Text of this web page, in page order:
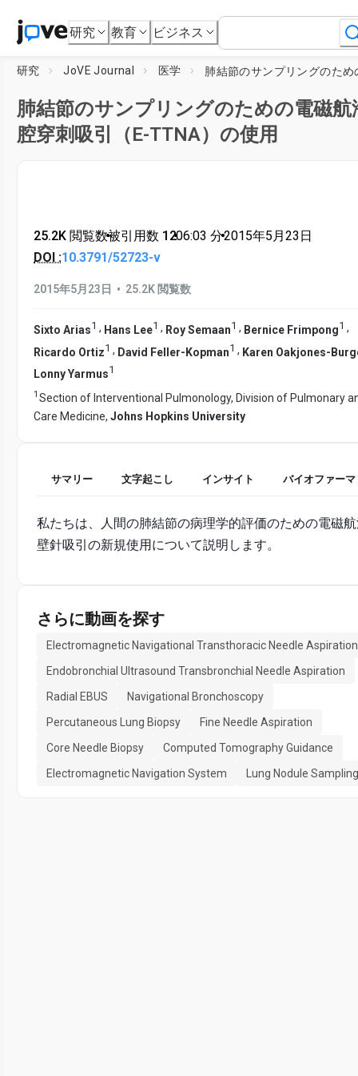
研究 教育 ビジネス
研究 JoVE Journal 医学
肺結節のサンプリングのための電磁航
腔穿刺吸引（E-TTNA）の使用
25.2K 閲覧数•被引用数 12•06:03 分•2015年5月23日
DOI :10.3791/52723-v
2015年5月23日 • 25.2K 閲覧数
Sixto Arias1 , Hans Lee1 , Roy Semaan1 , Bernice Frimpong1 ,
Ricardo Ortiz1 , David Feller-Kopman1 , Karen Oakjones-
Lonny Yarmus1
1 Section of Interventional Pulmonology, Division of Pulmonary
Care Medicine, Johns Hopkins University
サマリー 文字起こし インサイト バイオファー
私たちは、人間の肺結節の病理学的評価のための電磁
壁針吸引の新規使用について説明します。
さらに動画を探す
Electromagnetic Navigational Transthoracic Needle Aspiration
Endobronchial Ultrasound Transbronchial Needle Aspiration
Radial EBUS
Navigational Bronchoscopy
Percutaneous Lung Biopsy
Fine Needle Aspiration
Core Needle Biopsy
Computed Tomography Guidance
Electromagnetic Navigation System
Lung Nodule Sampling